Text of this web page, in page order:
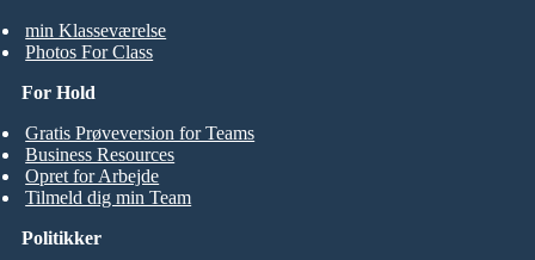
min Klasseværelse
Photos For Class
For Hold
Gratis Prøveversion for Teams
Business Resources
Opret for Arbejde
Tilmeld dig min Team
Politikker